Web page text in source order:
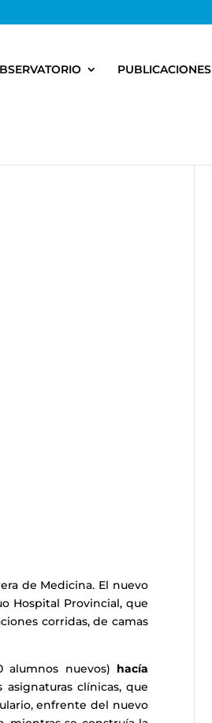
PUBLICACIONES
de Medicina. El nuevo
Hospital Provincial, que
corridas, de camas
nuevos) hacía
clínicas, que
enfrente del nuevo